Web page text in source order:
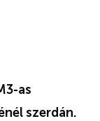
as
szerdán.